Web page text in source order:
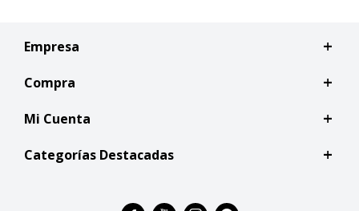
Empresa
Compra
Mi Cuenta
Categorías Destacadas